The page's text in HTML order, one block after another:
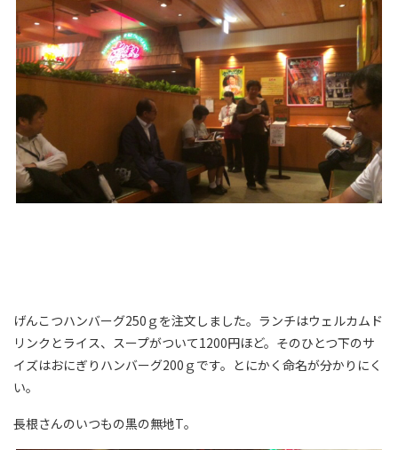
げんこつハンバーグ250ｇを注文しました。ランチはウェルカムド
リンクとライス、スープがついて1200円ほど。そのひとつ下のサ
イズはおにぎりハンバーグ200ｇです。とにかく命名が分かりにく
い。
長根さんのいつもの黒の無地T。